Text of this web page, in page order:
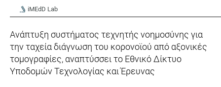
iMEdD Lab
Ανάπτυξη συστήματος τεχνητής νοημοσύνης για
την ταχεία διάγνωση του κορονοϊού από αξονικές
τομογραφίες, αναπτύσσει το Εθνικό Δίκτυο
Υποδομών Τεχνολογίας και Έρευνας